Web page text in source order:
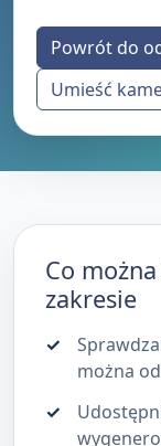
Powrót do
Umieść
Co
zakresie
można